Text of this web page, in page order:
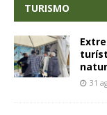
TURISMO
31